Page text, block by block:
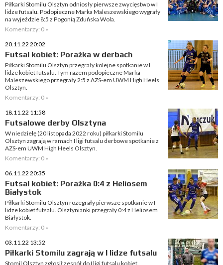
Piłkarki Stomilu Olsztyn odniosły pierwsze zwycięstwo w I
lidze futsalu. Podopieczne Marka Maleszewskiego wygrały
na wyjeździe 8:5 z Pogonią Zduńska Wola.
Komentarzy: 0 »
20.11.22 20:02
Futsal kobiet: Porażka w derbach
Piłkarki Stomilu Olsztyn przegrały kolejne spotkanie w I
lidze kobiet futsalu. Tym razem podopieczne Marka
Maleszewskiego przegrały 2:5 z AZS-em UWM High Heels
Olsztyn.
Komentarzy: 0 »
18.11.22 11:58
Futsalowe derby Olsztyna
W niedzielę (20 listopada 2022 roku) piłkarki Stomilu
Olsztyn zagrają w ramach I ligi futsalu derbowe spotkanie z
AZS-em UWM High Heels Olsztyn.
Komentarzy: 0 »
06.11.22 20:35
Futsal kobiet: Porażka 0:4 z Heliosem
Białystok
Piłkarki Stomilu Olsztyn rozegrały pierwsze spotkanie w I
lidze kobiet futsalu. Olsztynianki przegrały 0:4 z Heliosem
Białystok.
Komentarzy: 0 »
03.11.22 13:52
Piłkarki Stomilu zagrają w I lidze futsalu
Stomil Olsztyn zgłosił zespół do I ligi futsalu kobiet.